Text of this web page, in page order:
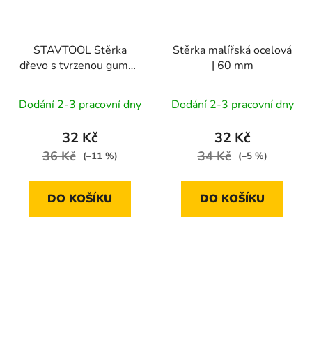
STAVTOOL Stěrka
dřevo s tvrzenou gumou
Dodání 2-3 pracovní dny
32 Kč
36 Kč (–11 %)
DO KOŠÍKU
Stěrka malířská ocelová
| 60 mm
Dodání 2-3 pracovní dny
32 Kč
34 Kč (–5 %)
DO KOŠÍKU